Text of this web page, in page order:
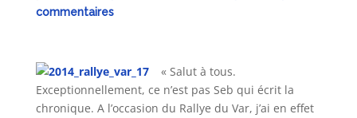
commentaires
« Salut à tous.
Exceptionnellement, ce n’est pas Seb qui écrit la
chronique. A l’occasion du Rallye du Var, j’ai en effet